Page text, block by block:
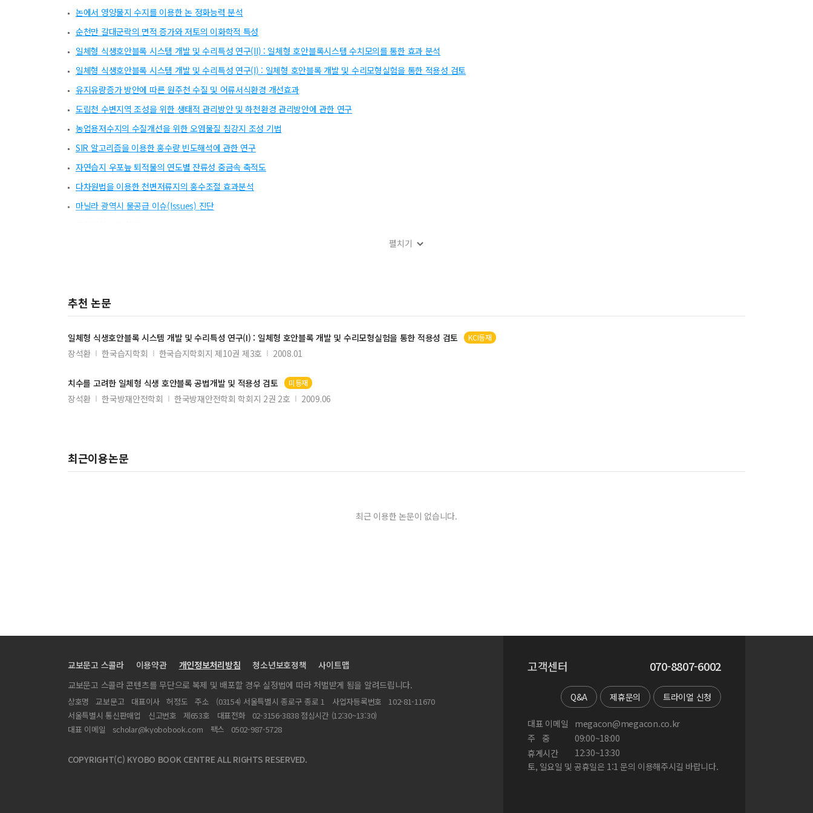
논에서 영양물지 수지를 이용한 논 정화능력 분석
순천만 갈대군락의 면적 증가와 저토의 이화학적 특성
일체형 식생호안블록 시스템 개발 및 수리특성 연구(II) : 일체형 호안블록시스템 수치모의를 통한 효과 분석
일체형 식생호안블록 시스템 개발 및 수리특성 연구(I) : 일체형 호안블록 개발 및 수리모형실험을 통한 적용성 검토
유지유량증가 방안에 따른 원주천 수질 및 어류서식환경 개선효과
도림천 수변지역 조성을 위한 생태적 관리방안 및 하천환경 관리방안에 관한 연구
농업용저수지의 수질개선을 위한 오염물질 침강지 조성 기법
SIR 알고리즘을 이용한 홍수량 빈도해석에 관한 연구
자연습지 우포늪 퇴적물의 연도별 잔류성 중금속 축적도
다차원법을 이용한 천변저류지의 홍수조절 효과분석
마닐라 광역시 물공급 이슈(Issues) 진단
펼치기
추천 논문
일체형 식생호안블록 시스템 개발 및 수리특성 연구(I) : 일체형 호안블록 개발 및 수리모형실험을 통한 적용성 검토 KCI등재
장석환 한국습지학회 한국습지학회지 제10권 제3호 2008.01
치수를 고려한 일체형 식생 호안블록 공법개발 및 적용성 검토 미등재
장석환 한국방재안전학회 한국방재안전학회 학회지 2권 2호 2009.06
최근이용논문
최근 이용한 논문이 없습니다.
교보문고 스콜라 이용약관 개인정보처리방침 청소년보호정책
사이트맵
교보문고 스콜라 콘텐츠를 무단으로 복제 및 배포할 경우 실정법에 따라 처벌받게 됨을 알려드립니다.
상호명 교보문고 대표이사 허정도 주소 (03154) 서울특별시 종로구 종로 1 사업자등록번호
102-81-11670
서울특별시 통신판매업
신고번호 제653호 대표전화
02-3156-3838 점심시간 (12:30~13:30)
대표 이메일
scholar@kyobobook.com 팩스 0502-987-5728
COPYRIGHT(C) KYOBO BOOK CENTRE ALL RIGHTS RESERVED.
고객센터 070-8807-6002
Q&A 제휴문의 트라이얼 신청
대표 이메일
megacon@megacon.co.kr
주
중
09:00~18:00
휴게시간
12:30~13:30
토, 일요일 및 공휴일은 1:1 문의 이용해주시길 바랍니다.